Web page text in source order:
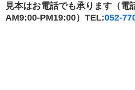
見本はお電話でも承ります（
AM9:00-PM19:00）TEL:052-